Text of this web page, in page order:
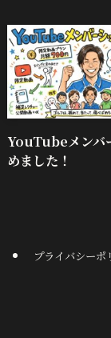
YouTubeメンバ
めました！
プライバシーポ